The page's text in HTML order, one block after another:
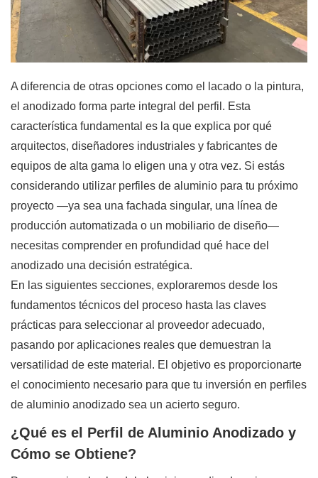
A diferencia de otras opciones como el lacado o la pintura,
el anodizado forma parte integral del perfil. Esta
característica fundamental es la que explica por qué
arquitectos, diseñadores industriales y fabricantes de
equipos de alta gama lo eligen una y otra vez. Si estás
considerando utilizar perfiles de aluminio para tu próximo
proyecto —ya sea una fachada singular, una línea de
producción automatizada o un mobiliario de diseño—
necesitas comprender en profundidad qué hace del
anodizado una decisión estratégica.
En las siguientes secciones, exploraremos desde los
fundamentos técnicos del proceso hasta las claves
prácticas para seleccionar al proveedor adecuado,
pasando por aplicaciones reales que demuestran la
versatilidad de este material. El objetivo es proporcionarte
el conocimiento necesario para que tu inversión en perfiles
de aluminio anodizado sea un acierto seguro.
¿Qué es el Perfil de Aluminio Anodizado y
Cómo se Obtiene?